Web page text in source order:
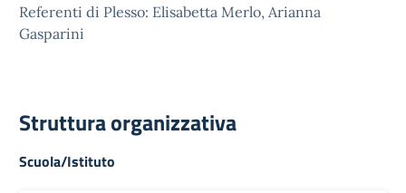
Referenti di Plesso: Elisabetta Merlo, Arianna
Gasparini
Struttura organizzativa
Scuola/Istituto